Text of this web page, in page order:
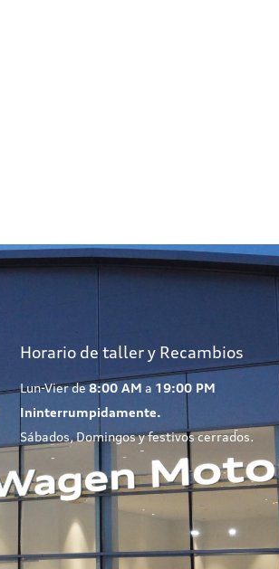
Horario de taller y Recambios
Lun-Vier de8:00 AM a 19:00 PM
Ininterrumpidamente.
Sábados, Domingos y festivos cerrados.